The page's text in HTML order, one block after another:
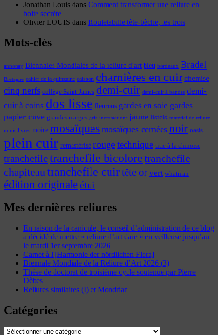
Jonathan Louis dans Comment transformer une reliure en
boite secrète
Olivier LOUIS dans Rouletabille tête-bêche, les trois
Mots-clés
annonay Biennales Mondiales de la reliure d'art bleu bordeaux Bradel
Bretagne cahier de la quinzaine caisson charnières en cuir chemise
cinq nerfs collège Saint-James demi-cuir demi-cuir à bandes demi-
cuir à coins dos lisse fleurons gardes en soie gardes
papier cuve grandes marges gris incrustations jaune listels matériel de reliure
minis-livres moire mosaïques mosaïques cernées noir oasis
plein cuir remastérisé rougetechnique titre à la chinoise
tranchefiletranchefile bicolore tranchefile
chapiteautranchefile cuirtête or vert whatman
édition originaleétui
Mes dernières reliures
En raison de la canicule, le conseil d’administration de ce blog
a décidé de mettre « reliure d’art dare » en veilleuse jusqu’au
le mardi 1er septembre 2026
Carnet à l'[Harmonie der nördlichen Flora]
Biennale Mondiale de la Reliure d’Art 2026 (3)
Thèse de doctorat de troisième cycle soutenue par Pierre
Dèbes
Reliures similaires (I) et Mondrian
Catégories
Catégories